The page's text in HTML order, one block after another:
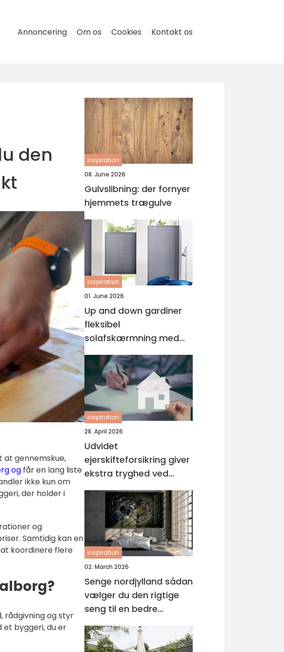
Annoncering Om os Cookies Kontakt os
den
gennemskue,
og får en lang liste
ikke kun om
der holder i
og
Samtidig kan en
koordinere flere
rådgivning og styr
et byggeri, du er
inspiration
08. June 2026
Gulvslibning: der fornyer
hjemmets trægulve
inspiration
01. June 2026
Up and down gardiner
fleksibel
solafskærmning med
stil
inspiration
28. April 2026
Udvidet
ejerskifteforsikring giver
ekstra tryghed ved
boligkøb
inspiration
02. March 2026
Senge nordjylland sådan
vælger du den rigtige
seng til en bedre
nattesøvn